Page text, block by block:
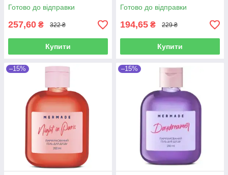
Готово до відправки
257,60 ₴ 322 ₴
Купити
Готово до відправки
194,65 ₴ 229 ₴
Купити
–15% –15%